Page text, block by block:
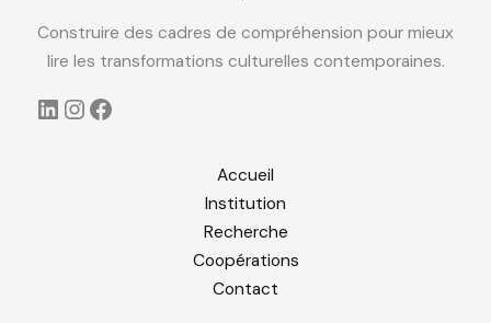
Construire des cadres de compréhension pour mieux
lire les transformations culturelles contemporaines.
LinkedIn
Instagram
Facebook
Accueil
Institution
Recherche
Coopérations
Contact